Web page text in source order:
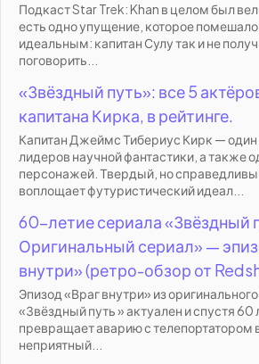
Подкаст Star Trek: Khan в целом был
есть одно упущение, которое помешало
идеальным: капитан Сулу так и не
поговорить...
«Звёздный путь»: все 5
капитана Кирка, в рейтинге.
Капитан Джеймс Тибериус Кирк — один
лидеров научной фантастики, а также
персонажей. Твердый, но
воплощает футуристический идеал...
60-летие сериала «Звёздный
Оригинальный сериал» —
внутри» (ретро-обзор от
Эпизод «Враг внутри» из
«Звёздный путь » актуален и спустя 60
превращает аварию с телепортатором
неприятный...